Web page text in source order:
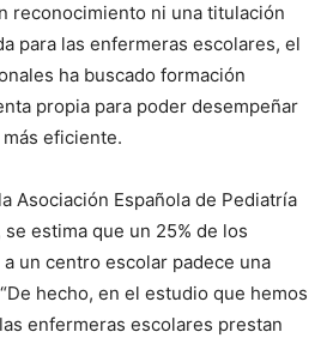
reconocimiento ni una titulación
para las enfermeras escolares, el
ha buscado formación
propia para poder desempeñar
eficiente.
Asociación Española de Pediatría
estima que un 25% de los
un centro escolar padece una
hecho, en el estudio que hemos
enfermeras escolares prestan